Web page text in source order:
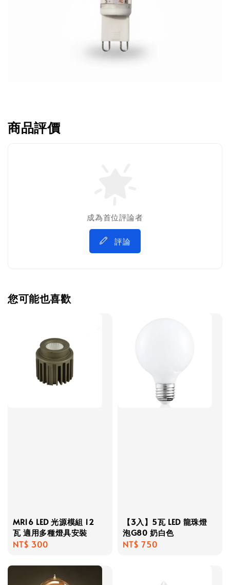
商品評價
成為首位評論者
評論
您可能也喜歡
MR16 LED 光源模組 12
瓦 適用多種燈具安裝
Regular
NT$ 300
【3入】5瓦 LED 龍珠燈
泡G80 奶白色
Regular
NT$ 750